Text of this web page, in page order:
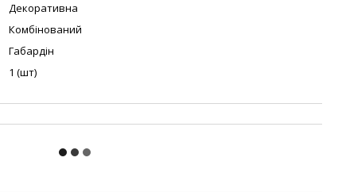
Декоративна
Комбінований
Габардін
1 (шт)